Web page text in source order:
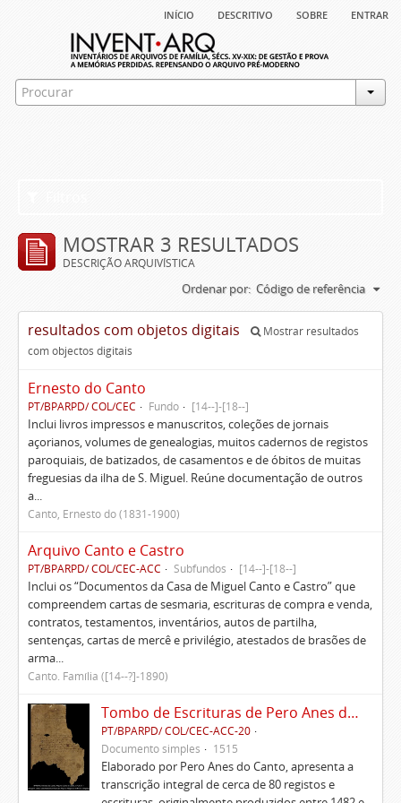
início descritivo sobre entrar
MOSTRAR 3 RESULTADOS
DESCRIÇÃO ARQUIVÍSTICA
Ordenar por: Código de referência
resultados com objetos digitais
Mostrar resultados
com objectos digitais
Ernesto do Canto
PT/BPARPD/ COL/CEC Fundo [14--]-[18--]
Inclui livros impressos e manuscritos, coleções de jornais
açorianos, volumes de genealogias, muitos cadernos de registos
paroquiais, de batizados, de casamentos e de óbitos de muitas
freguesias da ilha de S. Miguel. Reúne documentação de outros
a...
Canto, Ernesto do (1831-1900)
Arquivo Canto e Castro
PT/BPARPD/ COL/CEC-ACC Subfundos [14--]-[18--]
Inclui os “Documentos da Casa de Miguel Canto e Castro” que
compreendem cartas de sesmaria, escrituras de compra e venda,
contratos, testamentos, inventários, autos de partilha,
sentenças, cartas de mercê e privilégio, atestados de brasões de
arma...
Canto. Família ([14--?]-1890)
Tombo de Escrituras de Pero Anes do Canto
PT/BPARPD/ COL/CEC-ACC-20
Documento simples
1515
Elaborado por Pero Anes do Canto, apresenta a
transcrição integral de cerca de 80 registos e